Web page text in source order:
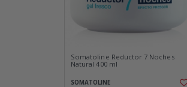
Somatoline Reductor 7 Noches
Natural 400 ml
SOMATOLINE